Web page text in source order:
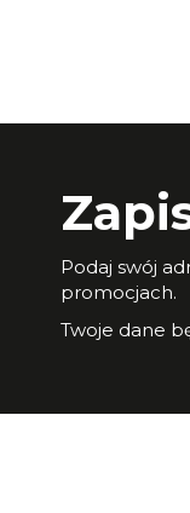
Podaj swój
promocjach.
Twoje dane